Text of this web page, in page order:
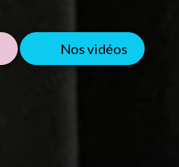
Nos vidéos